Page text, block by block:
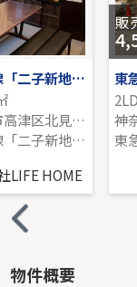
東急田園都市線「二子新地」中古戸建
神奈川県川崎市高津区北見方２丁目
東急田園都市線「二子新地」駅 徒歩13分
LIFE HOME
販
神
物件概要